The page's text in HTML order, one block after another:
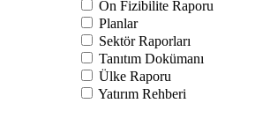
Ön Fizibilite Raporu
Planlar
Sektör Raporları
Tanıtım Dokümanı
Ülke Raporu
Yatırım Rehberi